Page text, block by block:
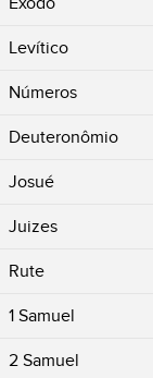
Levítico
Números
Deuteronômio
Josué
Juizes
Rute
1 Samuel
2 Samuel